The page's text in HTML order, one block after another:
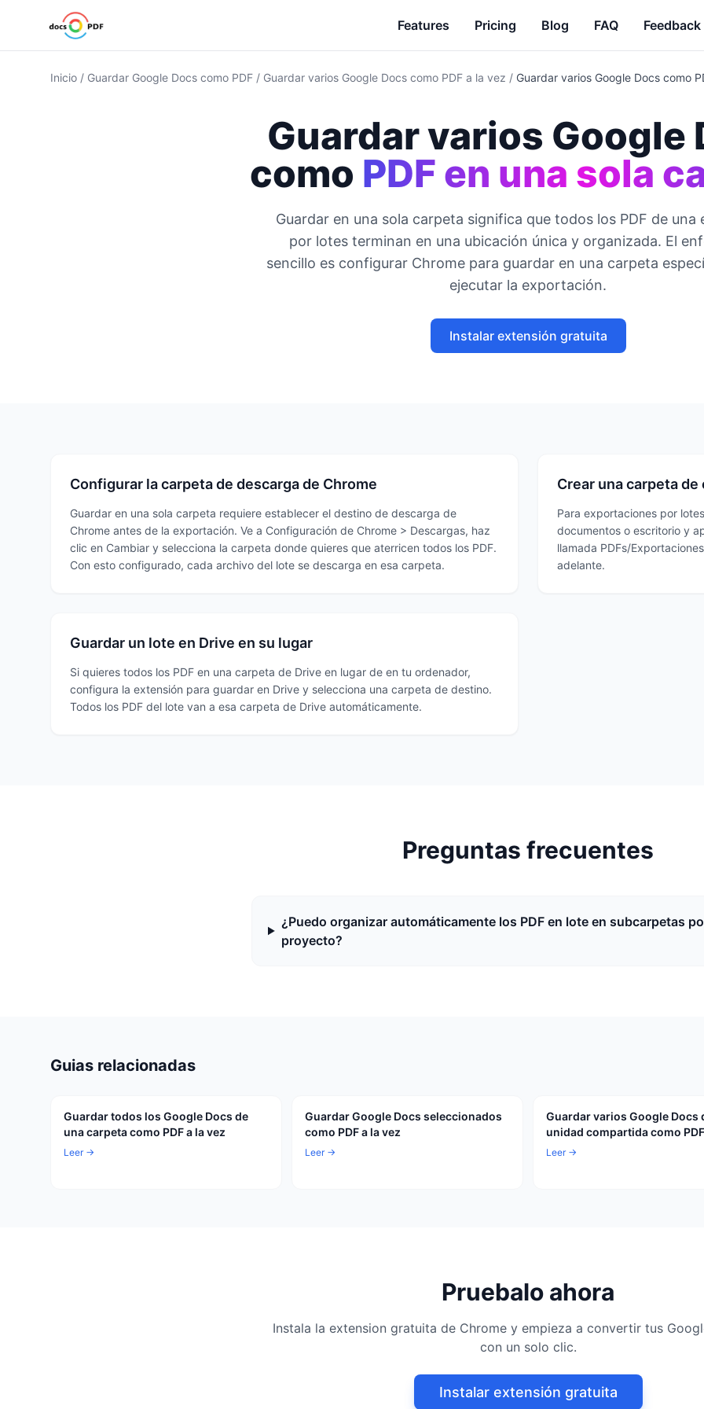
Features Pricing Blog FAQ Feedback
Inicio / Guardar Google Docs como PDF / Guardar varios Google Docs como PDF a la vez / Guardar varios Google Docs como
Guardar varios Google
como PDF en una sola
Guardar en una sola carpeta significa que todos los PDF de
por lotes terminan en una ubicación única y organizada. El
sencillo es configurar Chrome para guardar en una carpeta
ejecutar la exportación.
Instalar extensión gratuita
Configurar la carpeta de descarga de Chrome
Guardar en una sola carpeta requiere establecer el destino de descarga de
Chrome antes de la exportación. Ve a Configuración de Chrome > Descargas, haz
clic en Cambiar y selecciona la carpeta donde quieres que aterricen todos los PDF.
Con esto configurado, cada archivo del lote se descarga en esa carpeta.
Crear una carpeta
Para exportaciones por
documentos o escritorio y
llamada PDFs/
adelante.
Guardar un lote en Drive en su lugar
Si quieres todos los PDF en una carpeta de Drive en lugar de en tu ordenador,
configura la extensión para guardar en Drive y selecciona una carpeta de destino.
Todos los PDF del lote van a esa carpeta de Drive automáticamente.
Preguntas frecuentes
¿Puedo organizar automáticamente los PDF en lote en subcarpetas
proyecto?
Guias relacionadas
Guardar todos los Google Docs de
una carpeta como PDF a la vez
Leer →
Guardar Google Docs seleccionados
como PDF a la vez
Leer →
Guardar varios Google Docs
unidad compartida como
Leer →
Pruebalo ahora
Instala la extension gratuita de Chrome y empieza a convertir tus
con un solo clic.
Instalar extensión gratuita